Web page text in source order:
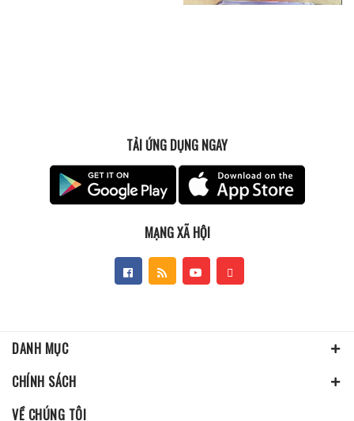
TẢI ỨNG DỤNG NGAY
MẠNG XÃ HỘI
DANH MỤC
CHÍNH SÁCH
VỀ CHÚNG TÔI